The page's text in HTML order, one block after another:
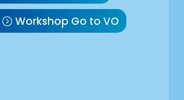
Workshop Go to VO